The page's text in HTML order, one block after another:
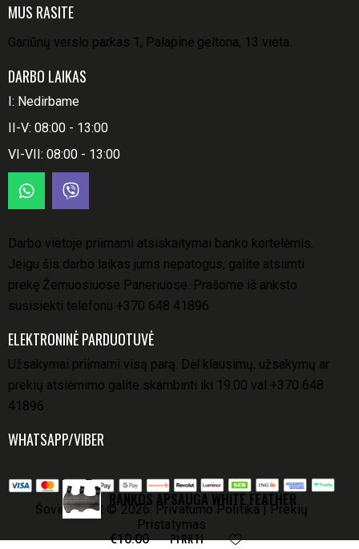
MUS RASITE
Gariūnų verslo parkas 1, Palapinė geltona, 13 vieta.
DARBO LAIKAS
I: Nedirbame
II-V: 08:00 - 13:00
VI-VII: 08:00 - 13:00
Darbo vietoje priimami atsiskaitymai banko kortelėmis.
Jeigu šis darbo laikas jums nepatogus, galite atsiimti
prekę Žemuosiuose Paneriuose. Prašome iš anksto
susisiekti telefonu +370 648 41896
ELEKTRONINĖ PARDUOTUVĖ
Užsakymai priimami visą parą. Dėl klausimų, užsakymų ar
prekių atsiėmimo galite skambinti iki 19:00 val +370 648
41896
WHATSAPP/VIBER
Šovinukas.lt © 2026. Privatumo Politika|Prekių
Pristatymas
RANKOS APSAUGA WHITE FEATHER
€10.00 PIRKTI